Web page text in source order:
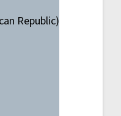
Republic)